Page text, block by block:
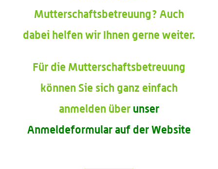
Mutterschaftsbetreuung? Auch
dabei helfen wir Ihnen gerne weiter.
Für die Mutterschaftsbetreuung
können Sie sich ganz einfach
anmelden über unser
Anmeldeformular auf der Website